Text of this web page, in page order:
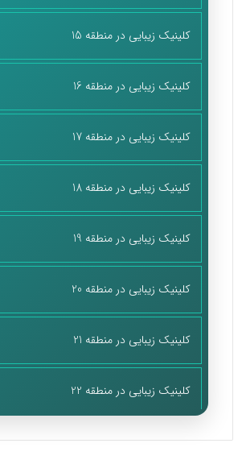
کلینیک زیبایی در منطقه 15
کلینیک زیبایی در منطقه 16
کلینیک زیبایی در منطقه 17
کلینیک زیبایی در منطقه 18
کلینیک زیبایی در منطقه 19
کلینیک زیبایی در منطقه 20
کلینیک زیبایی در منطقه 21
کلینیک زیبایی در منطقه 22